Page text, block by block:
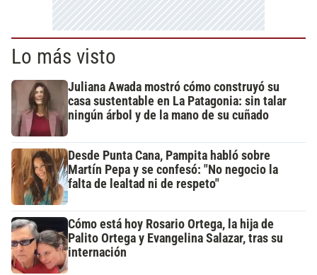
Lo más visto
Juliana Awada mostró cómo construyó su
casa sustentable en La Patagonia: sin talar
ningún árbol y de la mano de su cuñado
Desde Punta Cana, Pampita habló sobre
Martín Pepa y se confesó: "No negocio la
falta de lealtad ni de respeto"
Cómo está hoy Rosario Ortega, la hija de
Palito Ortega y Evangelina Salazar, tras su
internación